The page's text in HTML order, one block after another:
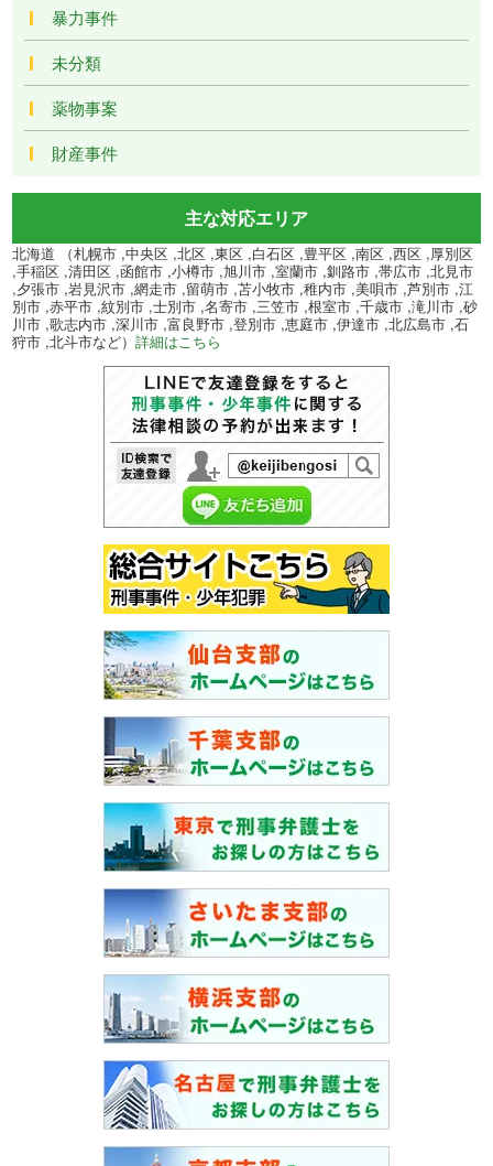
暴力事件
未分類
薬物事案
財産事件
主な対応エリア
北海道 （札幌市 ,中央区 ,北区 ,東区 ,白石区 ,豊平区 ,南区 ,西区 ,厚別区
,手稲区 ,清田区 ,函館市 ,小樽市 ,旭川市 ,室蘭市 ,釧路市 ,帯広市 ,北見市
,夕張市 ,岩見沢市 ,網走市 ,留萌市 ,苫小牧市 ,稚内市 ,美唄市 ,芦別市 ,江
別市 ,赤平市 ,紋別市 ,士別市 ,名寄市 ,三笠市 ,根室市 ,千歳市 ,滝川市 ,砂
川市 ,歌志内市 ,深川市 ,富良野市 ,登別市 ,恵庭市 ,伊達市 ,北広島市 ,石
狩市 ,北斗市など）詳細はこちら